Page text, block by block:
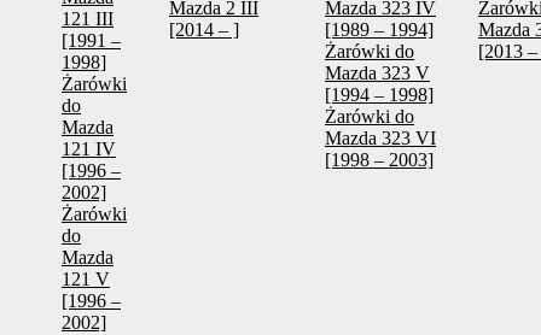
121 III
[1991 –
1998]
Żarówki
do
Mazda
121 IV
[1996 –
2002]
Żarówki
do
Mazda
121 V
[1996 –
2002]
Mazda 2 III
[2014 – ]
Mazda 323 IV
[1989 – 1994]
Żarówki do
Mazda 323 V
[1994 – 1998]
Żarówki do
Mazda 323 VI
[1998 – 2003]
Mazda
[2013